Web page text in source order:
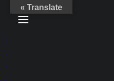
Translate »